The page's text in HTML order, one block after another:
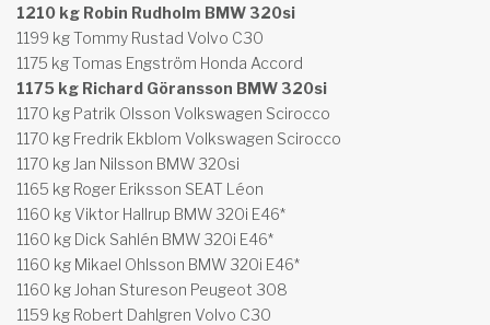
1210 kg Robin Rudholm BMW 320si
1199 kg Tommy Rustad Volvo C30
1175 kg Tomas Engström Honda Accord
1175 kg Richard Göransson BMW 320si
1170 kg Patrik Olsson Volkswagen Scirocco
1170 kg Fredrik Ekblom Volkswagen Scirocco
1170 kg Jan Nilsson BMW 320si
1165 kg Roger Eriksson SEAT Léon
1160 kg Viktor Hallrup BMW 320i E46*
1160 kg Dick Sahlén BMW 320i E46*
1160 kg Mikael Ohlsson BMW 320i E46*
1160 kg Johan Stureson Peugeot 308
1159 kg Robert Dahlgren Volvo C30